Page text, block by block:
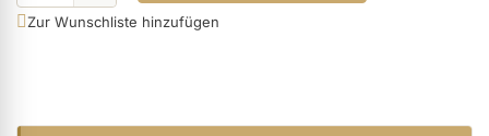
Beauty Accessoires anzeigen
Zur Wunschliste hinzufügen